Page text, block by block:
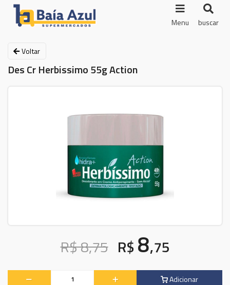
Menu buscar
Voltar
Des Cr Herbissimo 55g Action
R$ 8,75 R$ 8,75
Adicionar